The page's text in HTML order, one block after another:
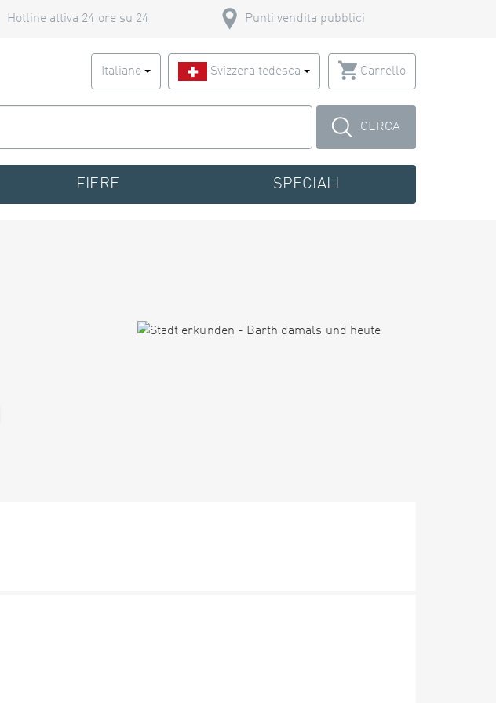
Hotline attiva 24 ore su 24 Punti vendita pubblici
Italiano Svizzera tedesca Carrello
CERCA
FIERE SPECIALI